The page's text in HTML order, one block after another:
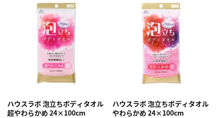
ハウスラボ 泡立ちボディタオル
超やわらかめ 24×100cm
ハウスラボ 泡立ちボディタオル
やわらかめ 24×100cm